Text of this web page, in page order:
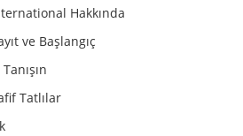
Hakkında
ve Başlangıç
Tatlılar